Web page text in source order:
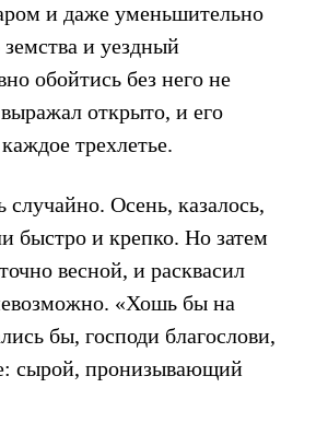
и даже уменьшительно
и уездный
обойтись без него не
открыто, и его
трехлетье.
Осень, казалось,
быстро и крепко. Но затем
весной, и расквасил
«Хошь бы на
бы, господи благослови,
сырой, пронизывающий